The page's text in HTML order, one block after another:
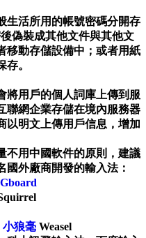
生活所用的帳號密碼分開存
偽裝成其他文件與其他文
移動存儲設備中；或者用紙
。
將用戶的個人詞庫上傳到服
聯網企業存儲在境內服務器
以明文上傳用戶信息，增加
不用中國軟件的原則，建議
外廠商開發的輸入法：
Gboard
小狼毫 Weasel